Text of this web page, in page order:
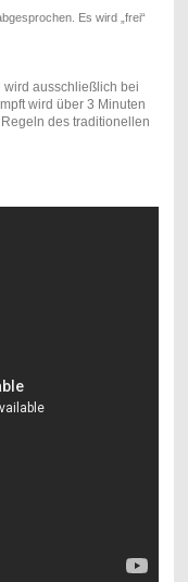
Es wird „frei“
wird ausschließlich bei
wird über 3 Minuten
des traditionellen